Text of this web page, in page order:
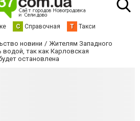
С Справочная Т Такси
новини
Жителям Западного
водой, так как Карловская
остановлена